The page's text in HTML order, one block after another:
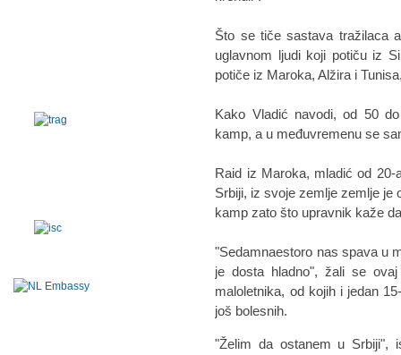
Što se tiče sastava tražilaca
uglavnom ljudi koji potiču iz
potiče iz Maroka, Alžira i
Kako Vladić navodi, od 50
kamp, a u međuvremenu se
Raid iz Maroka, mladić od
Srbiji, iz svoje zemlje zemlje je
kamp zato što upravnik kaže
"Sedamnaestoro nas spava u
je dosta hladno", žali se
maloletnika, od kojih i jedan
još bolesnih.
"Želim da ostanem u Srbiji",